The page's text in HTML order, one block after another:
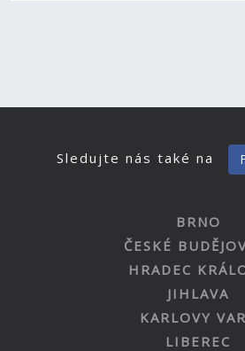
Sledujte nás také na
BRNO
ČESKÉ
HRADEC
JIHLAVA
KARLOVY
LIBEREC